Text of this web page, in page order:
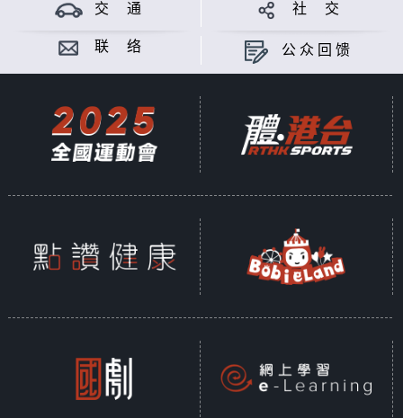
交 通 社 交
联 络 公众回馈